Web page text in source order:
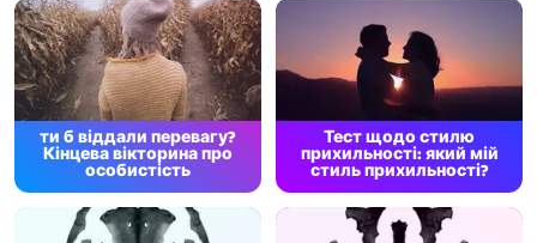
ти б віддали перевагу?
Кінцева вікторина про
особистість
Тест щодо стилю
прихильності: який мій
стиль прихильності?